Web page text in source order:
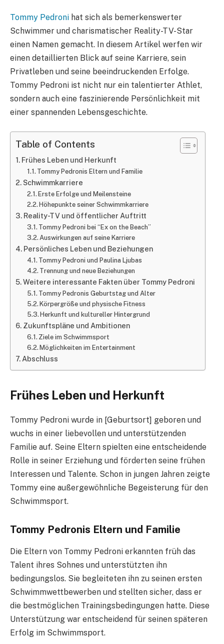
Tommy Pedroni hat sich als bemerkenswerter
Schwimmer und charismatischer Reality-TV-Star
einen Namen gemacht. In diesem Artikel werfen wir
einen detaillierten Blick auf seine Karriere, sein
Privatleben und seine beeindruckenden Erfolge.
Tommy Pedroni ist nicht nur ein talentierter Athlet,
sondern auch eine faszinierende Persönlichkeit mit
einer spannenden Lebensgeschichte.
Table of Contents
Frühes Leben und Herkunft
Tommy Pedronis Eltern und Familie
Schwimmkarriere
Erste Erfolge und Meilensteine
Höhepunkte seiner Schwimmkarriere
Reality-TV und öffentlicher Auftritt
Tommy Pedroni bei “Ex on the Beach”
Auswirkungen auf seine Karriere
Persönliches Leben und Beziehungen
Tommy Pedroni und Paulina Ljubas
Trennung und neue Beziehungen
Weitere interessante Fakten über Tommy Pedroni
Tommy Pedronis Geburtstag und Alter
Körpergröße und physische Fitness
Herkunft und kultureller Hintergrund
Zukunftspläne und Ambitionen
Ziele im Schwimmsport
Möglichkeiten im Entertainment
Abschluss
Frühes Leben und Herkunft
Tommy Pedroni wurde in [Geburtsort] geboren und
wuchs in einer liebevollen und unterstützenden
Familie auf. Seine Eltern spielten eine entscheidende
Rolle in seiner Erziehung und förderten seine frühen
Interessen und Talente. Schon in jungen Jahren zeigte
Tommy eine außergewöhnliche Begeisterung für den
Schwimmsport.
Tommy Pedronis Eltern und Familie
Die Eltern von Tommy Pedroni erkannten früh das
Talent ihres Sohnes und unterstützten ihn
bedingungslos. Sie begleiteten ihn zu seinen ersten
Schwimmwettbewerben und stellten sicher, dass er
die bestmöglichen Trainingsbedingungen hatte. Diese
Unterstützung war entscheidend für seinen späteren
Erfolg im Schwimmsport.